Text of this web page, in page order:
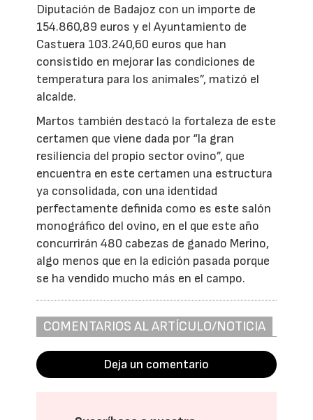
Diputación de Badajoz con un importe de
154.860,89 euros y el Ayuntamiento de
Castuera 103.240,60 euros que han
consistido en mejorar las condiciones de
temperatura para los animales”, matizó el
alcalde.
Martos también destacó la fortaleza de este
certamen que viene dada por “la gran
resiliencia del propio sector ovino”, que
encuentra en este certamen una estructura
ya consolidada, con una identidad
perfectamente definida como es este salón
monográfico del ovino, en el que este año
concurrirán 480 cabezas de ganado Merino,
algo menos que en la edición pasada porque
se ha vendido mucho más en el campo.
COMENTARIOS AL ARTÍCULO/NOTICIA
Deja un comentario